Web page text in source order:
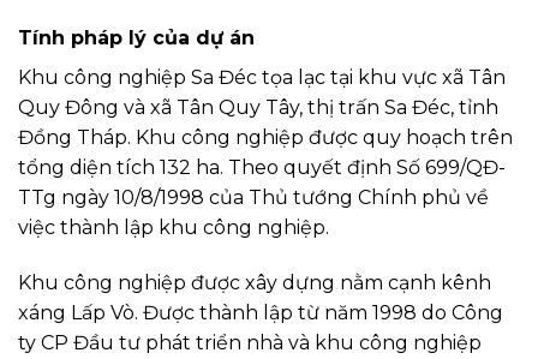
Tính pháp lý của dự án
Khu công nghiệp Sa Đéc tọa lạc tại khu vực xã Tân
Quy Đông và xã Tân Quy Tây, thị trấn Sa Đéc, tỉnh
Đồng Tháp. Khu công nghiệp được quy hoạch trên
tổng diện tích 132 ha. Theo quyết định Số 699/QĐ-
TTg ngày 10/8/1998 của Thủ tướng Chính phủ về
việc thành lập khu công nghiệp.
Khu công nghiệp được xây dựng nằm cạnh kênh
xáng Lấp Vò. Được thành lập từ năm 1998 do Công
ty CP Đầu tư phát triển nhà và khu công nghiệp